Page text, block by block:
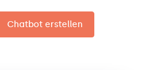
Chatbot erstellen